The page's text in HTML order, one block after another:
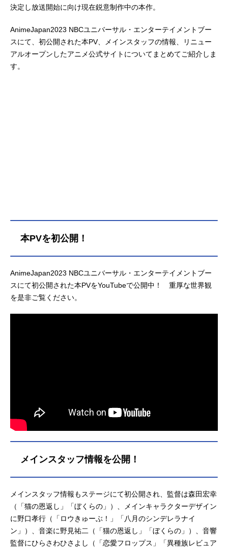
決定し放送開始に向け現在鋭意制作中の本作。
AnimeJapan2023 NBCユニバーサル・エンターテイメントブー
スにて、初公開された本PV、メインスタッフの情報、リニュー
アルオープンしたアニメ公式サイトについてまとめてご紹介しま
す。
本PVを初公開！
AnimeJapan2023 NBCユニバーサル・エンターテイメントブー
スにて初公開された本PVをYouTubeで公開中！ 重厚な世界観
を是非ご覧ください。
メインスタッフ情報を公開！
メインスタッフ情報もステージにて初公開され、監督は森田宏幸
（「猫の恩返し」「ぼくらの」）、メインキャラクターデザイン
に野口孝行（「ロウきゅーぶ！」「八月のシンデレラナイ
ン」）、音楽に野見祐二（「猫の恩返し」「ぼくらの」）、音響
監督にひらさわひさよし（「恋愛フロップス」「異種族レビュア